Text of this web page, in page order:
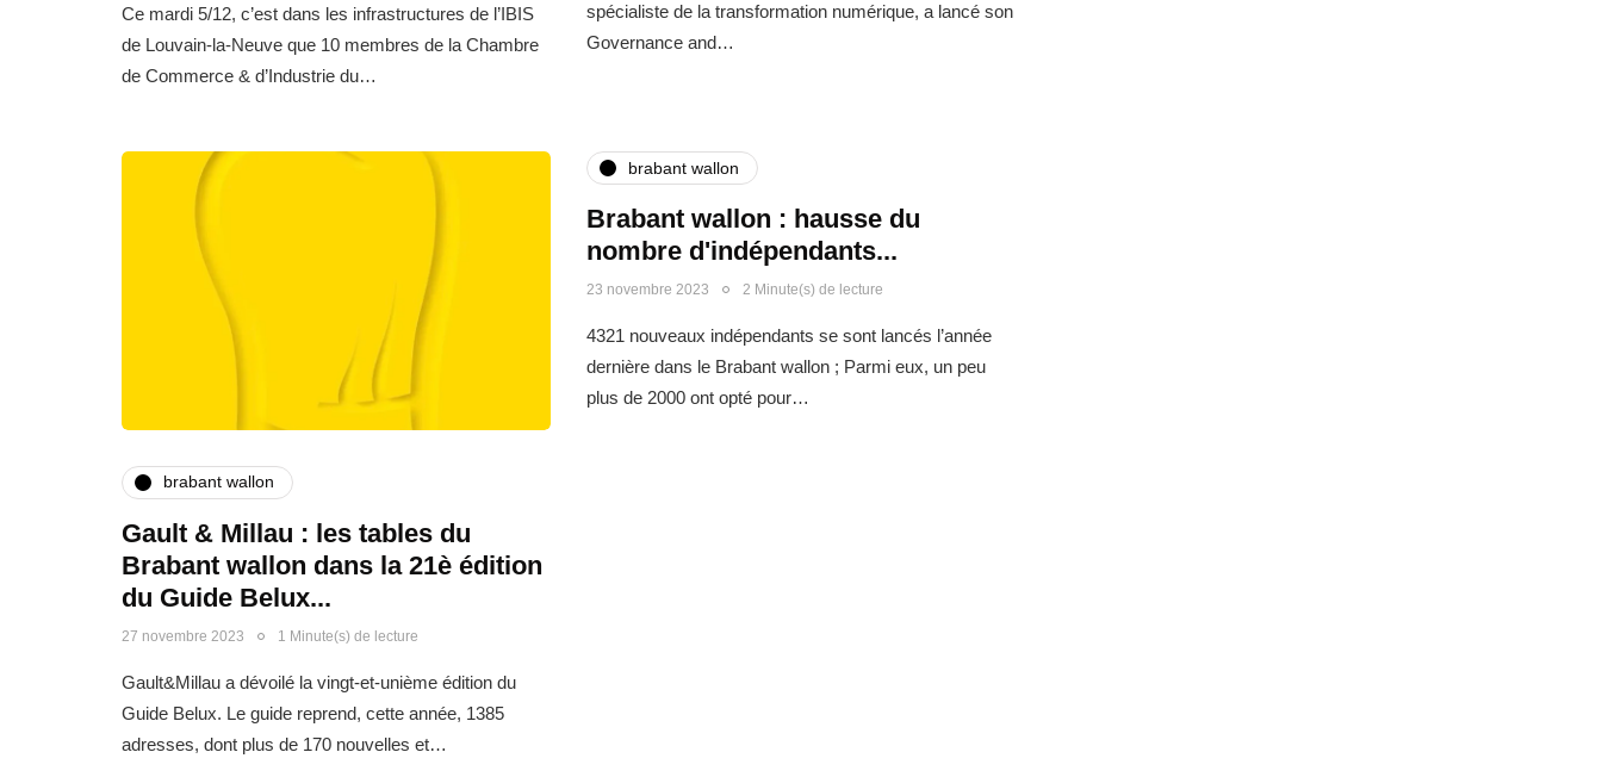
Ce mardi 5/12, c’est dans les infrastructures de l’IBIS
de Louvain-la-Neuve que 10 membres de la Chambre
de Commerce & d’Industrie du…
spécialiste de la transformation numérique, a lancé son
Governance and…
brabant wallon
Gault & Millau : les tables du
Brabant wallon dans la 21è édition
du Guide Belux...
27 novembre 2023 1 Minute(s) de lecture
Gault&Millau a dévoilé la vingt-et-unième édition du
Guide Belux. Le guide reprend, cette année, 1385
adresses, dont plus de 170 nouvelles et…
brabant wallon
Brabant wallon : hausse du
nombre d'indépendants...
23 novembre 2023 2 Minute(s) de lecture
4321 nouveaux indépendants se sont lancés l’année
dernière dans le Brabant wallon ; Parmi eux, un peu
plus de 2000 ont opté pour…